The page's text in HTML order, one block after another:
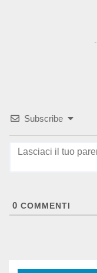
Subscribe
0 COMMENTI